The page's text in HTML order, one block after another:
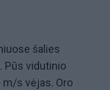
šalies
Pūs vidutinio
m/s vėjas. Oro